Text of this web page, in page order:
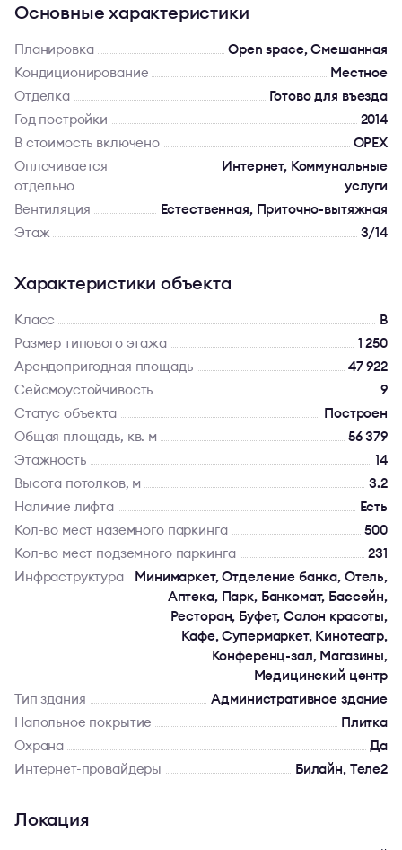
Основные характеристики
Планировка
Open space, Смешанная
Кондиционирование
Местное
Отделка
Готово для въезда
Год постройки
2014
В стоимость включено
OPEX
Оплачивается
отдельно
Интернет, Коммунальные
услуги
Вентиляция
Естественная, Приточно-вытяжная
Этаж
3/14
Характеристики объекта
Класс
B
Размер типового этажа
1 250
Арендопригодная площадь
47 922
Сейсмоустойчивость
9
Статус объекта
Построен
Общая площадь, кв. м
56 379
Этажность
14
Высота потолков, м
3.2
Наличие лифта
Есть
Кол-во мест наземного паркинга
500
Кол-во мест подземного паркинга
231
Инфраструктура
Минимаркет, Отделение банка, Отель,
Аптека, Парк, Банкомат, Бассейн,
Ресторан, Буфет, Салон красоты,
Кафе, Супермаркет, Кинотеатр,
Конференц-зал, Магазины,
Медицинский центр
Тип здания
Административное здание
Напольное покрытие
Плитка
Охрана
Да
Интернет-провайдеры
Билайн, Теле2
Локация